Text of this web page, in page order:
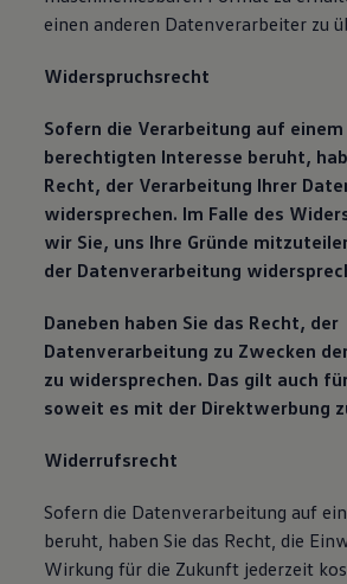
einen anderen Datenverarbeiter zu
Widerspruchsrecht
Sofern die Verarbeitung auf
berechtigten Interesse beruht,
Recht, der Verarbeitung Ihrer
widersprechen. Im Falle des
wir Sie, uns Ihre Gründe
der Datenverarbeitung
Daneben haben Sie das Recht, der
Datenverarbeitung zu Zwecken
zu widersprechen. Das gilt auch
soweit es mit der Direktwerbung
Widerrufsrecht
Sofern die Datenverarbeitung auf
beruht, haben Sie das Recht, die
Wirkung für die Zukunft jederzeit